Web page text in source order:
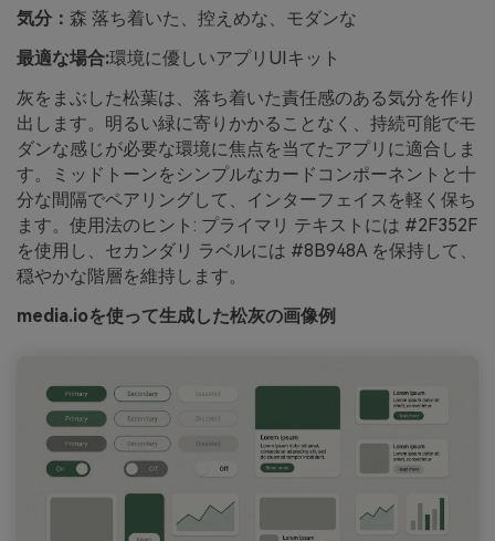
気分： 森 落ち着いた、控えめな、モダンな
最適な場合:環境に優しいアプリUIキット
灰をまぶした松葉は、落ち着いた責任感のある気分を作り
出します。明るい緑に寄りかかることなく、持続可能でモ
ダンな感じが必要な環境に焦点を当てたアプリに適合しま
す。ミッドトーンをシンプルなカードコンポーネントと十
分な間隔でペアリングして、インターフェイスを軽く保ち
ます。使用法のヒント: プライマリ テキストには #2F352F
を使用し、セカンダリ ラベルには #8B948A を保持して、
穏やかな階層を維持します。
media.ioを使って生成した松灰の画像例